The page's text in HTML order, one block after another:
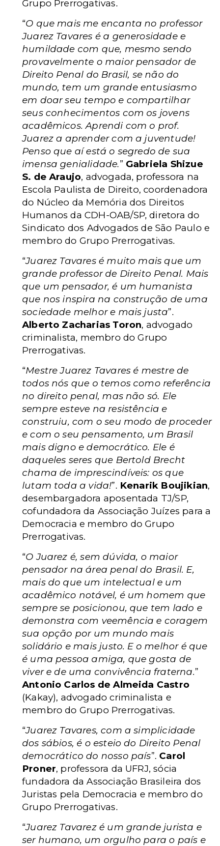
Grupo Prerrogativas.
“O que mais me encanta no professor
Juarez Tavares é a generosidade e
humildade com que, mesmo sendo
provavelmente o maior pensador de
Direito Penal do Brasil, se não do
mundo, tem um grande entusiasmo
em doar seu tempo e compartilhar
seus conhecimentos com os jovens
acadêmicos. Aprendi com o prof.
Juarez a aprender com a juventude!
Penso que aí está o segredo de sua
imensa genialidade.” Gabriela Shizue
S. de Araujo, advogada, professora na
Escola Paulista de Direito, coordenadora
do Núcleo da Memória dos Direitos
Humanos da CDH-OAB/SP, diretora do
Sindicato dos Advogados de São Paulo e
membro do Grupo Prerrogativas.
“Juarez Tavares é muito mais que um
grande professor de Direito Penal. Mais
que um pensador, é um humanista
que nos inspira na construção de uma
sociedade melhor e mais justa”.
Alberto Zacharias Toron, advogado
criminalista, membro do Grupo
Prerrogativas.
“Mestre Juarez Tavares é mestre de
todos nós que o temos como referência
no direito penal, mas não só. Ele
sempre esteve na resistência e
construiu, com o seu modo de proceder
e com o seu pensamento, um Brasil
mais digno e democrático. Ele é
daqueles seres que Bertold Brecht
chama de imprescindíveis: os que
lutam toda a vida!”. Kenarik Boujikian,
desembargadora aposentada TJ/SP,
cofundadora da Associação Juízes para a
Democracia e membro do Grupo
Prerrogativas.
“O Juarez é, sem dúvida, o maior
pensador na área penal do Brasil. E,
mais do que um intelectual e um
acadêmico notável, é um homem que
sempre se posicionou, que tem lado e
demonstra com veemência e coragem
sua opção por um mundo mais
solidário e mais justo. E o melhor é que
é uma pessoa amiga, que gosta de
viver e de uma convivência fraterna.”
Antonio Carlos de Almeida Castro
(Kakay), advogado criminalista e
membro do Grupo Prerrogativas.
“Juarez Tavares, com a simplicidade
dos sábios, é o esteio do Direito Penal
democrático do nosso país”. Carol
Proner, professora da UFRJ, sócia
fundadora da Associação Brasileira dos
Juristas pela Democracia e membro do
Grupo Prerrogativas.
“Juarez Tavarez é um grande jurista e
ser humano, um orgulho para o país e